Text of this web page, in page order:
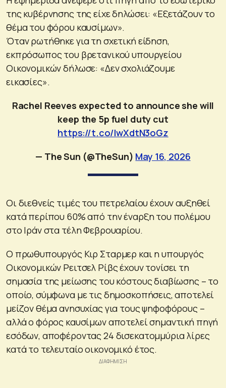
της κυβέρνησης της είχε δηλώσει: «Εξετάζουν το
θέμα του φόρου καυσίμων».
Όταν ρωτήθηκε για τη σχετική είδηση,
εκπρόσωπος του βρετανικού υπουργείου
Οικονομικών δήλωσε: «Δεν σχολιάζουμε
εικασίες».
Rachel Reeves expected to announce she will
keep the 5p fuel duty cut
https://t.co/IwXdtN3oGz
— The Sun (@TheSun) May 16, 2026
Οι διεθνείς τιμές του πετρελαίου έχουν αυξηθεί
κατά περίπου 60% από την έναρξη του πολέμου
στο Ιράν στα τέλη Φεβρουαρίου.
Ο πρωθυπουργός Κιρ Σταρμερ και η υπουργός
Οικονομικών Ρειτσελ Ρίβς έχουν τονίσει τη
σημασία της μείωσης του κόστους διαβίωσης – το
οποίο, σύμφωνα με τις δημοσκοπήσεις, αποτελεί
μείζον θέμα ανησυχίας για τους ψηφοφόρους –
αλλά ο φόρος καυσίμων αποτελεί σημαντική πηγή
εσόδων, αποφέροντας 24 δισεκατομμύρια λίρες
κατά το τελευταίο οικονομικό έτος.